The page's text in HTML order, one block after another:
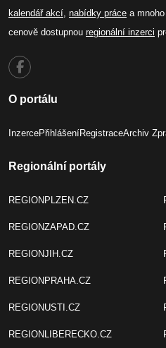
kalendář akcí nabídky práce a
cenově dostupnou regionální inzerci
O portálu
InzercePřihlášeníRegistraceArchiv
Regionální portály
REGIONPLZEN.CZ
REGIONZAPAD.CZ
REGIONJIH.CZ
REGIONPRAHA.CZ
REGIONUSTI.CZ
REGIONLIBERECKO.CZ